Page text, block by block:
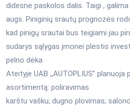
didesnė paskolos dalis. Taigi ,
augs. Piniginių srautų prognozės
kad pinigų srautai bus teigiami jau
sudarys sąlygas įmonei plėstis
pelno dėka.
Ateityje UAB ,,AUTOPLIUS”
asortimentą: poliravimas
karštu vašku; dugno plovimas;